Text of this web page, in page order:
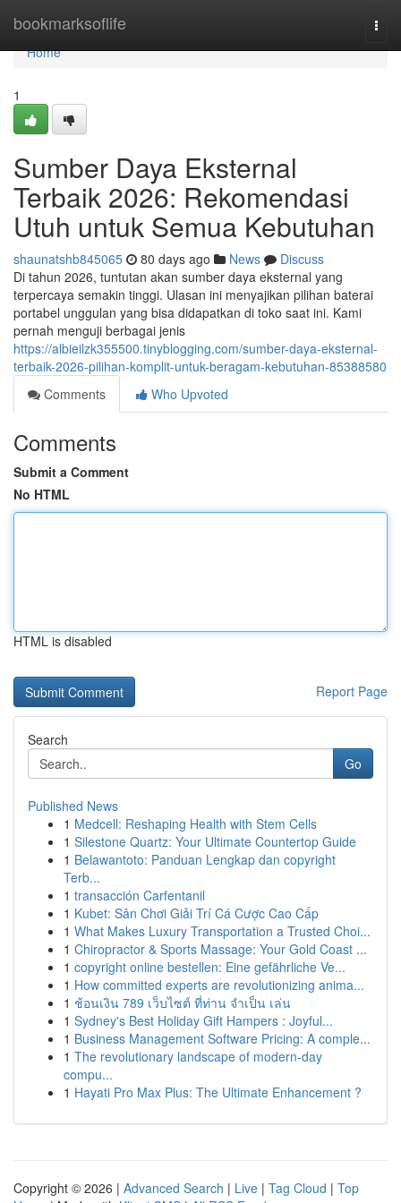
bookmarksoflife
Home
Home
1
Sumber Daya Eksternal
Terbaik 2026: Rekomendasi
Utuh untuk Semua Kebutuhan
shaunatshb845065 80 days ago News
Discuss
Di tahun 2026, tuntutan akan sumber daya eksternal yang
terpercaya semakin tinggi. Ulasan ini menyajikan pilihan baterai
portabel unggulan yang bisa didapatkan di toko saat ini. Kami
pernah menguji berbagai jenis
https://albieilzk355500.tinyblogging.com/sumber-daya-eksternal-
terbaik-2026-pilihan-komplit-untuk-beragam-kebutuhan-85388580
Comments
Who Upvoted
Comments
Submit a Comment
No HTML
HTML is disabled
Report Page
Search
Go
Published News
1 Medcell: Reshaping Health with Stem Cells
1 Silestone Quartz: Your Ultimate Countertop Guide
1 Belawantoto: Panduan Lengkap dan copyright
Terb...
1 transacción Carfentanil
1 Kubet: Sân Chơi Giải Trí Cá Cược Cao Cấp
1 What Makes Luxury Transportation a Trusted Choi...
1 Chiropractor & Sports Massage: Your Gold Coast ...
1 copyright online bestellen: Eine gefährliche Ve...
1 How committed experts are revolutionizing anima...
1 ช้อนเงิน 789 เว็บไซต์ ที่ท่าน จำเป็น เล่น
1 Sydney's Best Holiday Gift Hampers : Joyful...
1 Business Management Software Pricing: A comple...
1 The revolutionary landscape of modern-day
compu...
1 Hayati Pro Max Plus: The Ultimate Enhancement ?
Copyright © 2026 | Advanced Search | Live | Tag Cloud | Top